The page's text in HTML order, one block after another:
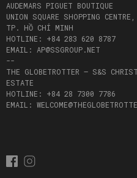
AUDEMARS PIGUET BOUTIQUE
UNION SQUARE SHOPPING
TP. HỒ CHÍ MINH
HOTLINE: +84 283 620 8787
EMAIL: AP@SSGROUP.NET
--
THE GLOBETROTTER – S&S
ESTATE
HOTLINE: +84 28 7300 7786
EMAIL: